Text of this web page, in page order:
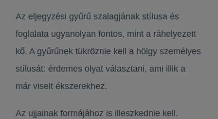
Az eljegyzési gyűrű szalagjának stílusa és
foglalata ugyanolyan fontos, mint a ráhelyezett
kő. A gyűrűnek tükröznie kell a hölgy személyes
stílusát: érdemes olyat választani, ami illik a
már viselt ékszerekhez.
Az ujjainak formájához is illeszkednie kell.